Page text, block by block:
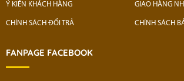
Ý KIẾN KHÁCH HÀNG GIAO HÀNG
CHÍNH SÁCH ĐỔI TRẢ CHÍNH SÁCH
FANPAGE FACEBOOK